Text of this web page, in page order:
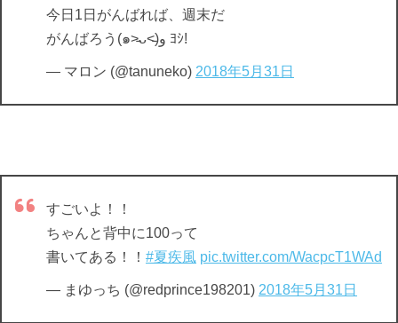
今日1日がんばれば、週末だ
がんばろう(๑˃̵ᴗ˂̵)و ﾖｼ!
— マロン (@tanuneko) 2018年5月31日
すごいよ！！
ちゃんと背中に100って
書いてある！！ #夏疾風 pic.twitter.com/WacpcT1WAd
— まゆっち (@redprince198201) 2018年5月31日